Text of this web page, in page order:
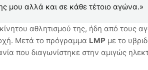
μου αλλά και σε κάθε τέτοιο αγώνα.»
αθλητισμού της, ήδη από τους
Μετά το πρόγραμμα LMP με το
που διαγωνίστηκε στην αμιγώς